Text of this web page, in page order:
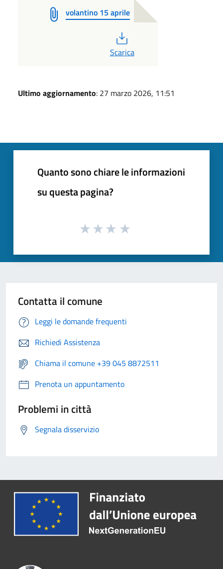
volantino 15 aprile
Scarica
Ultimo aggiornamento: 27 marzo 2026, 11:51
Quanto sono chiare le informazioni
su questa pagina?
Contatta il comune
Leggi le domande frequenti
Richiedi Assistenza
Chiama il comune +39 045 8872511
Prenota un appuntamento
Problemi in città
Segnala disservizio